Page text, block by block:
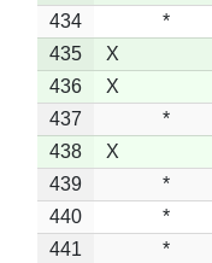
434
*
435
X
436
X
437
*
438
X
439
*
440
*
441
*